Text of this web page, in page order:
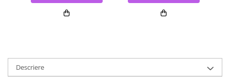
Descriere